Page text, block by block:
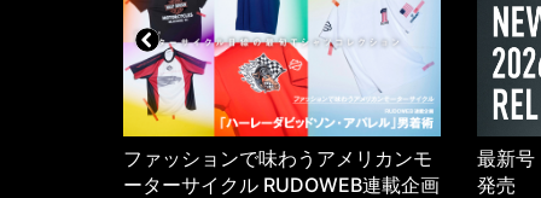
ファッションで味わうアメリカンモ
ーターサイクル RUDOWEB連載企画
最新
発売